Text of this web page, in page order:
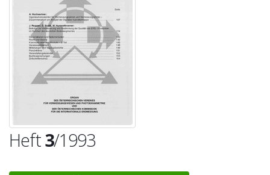
Heft3/1993